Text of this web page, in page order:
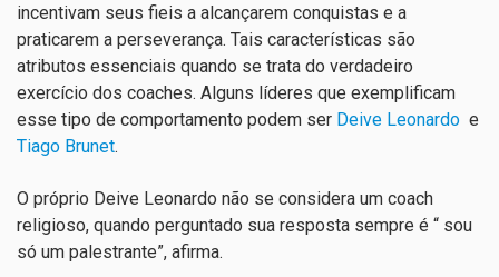
incentivam seus fieis a alcançarem conquistas e a
praticarem a perseverança. Tais características são
atributos essenciais quando se trata do verdadeiro
exercício dos coaches. Alguns líderes que exemplificam
esse tipo de comportamento podem ser Deive Leonardo e
Tiago Brunet.
O próprio Deive Leonardo não se considera um coach
religioso, quando perguntado sua resposta sempre é “ sou
só um palestrante”, afirma.